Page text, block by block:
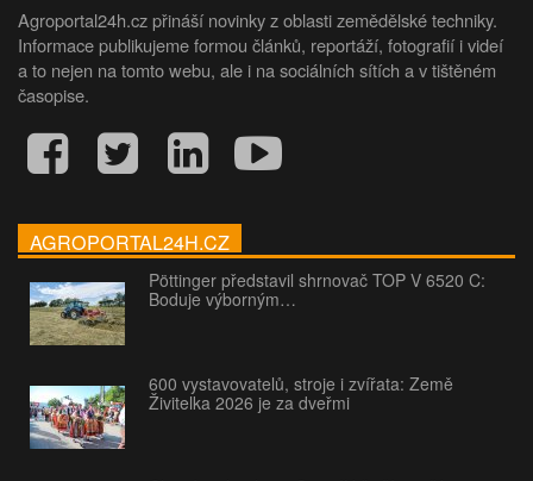
Agroportal24h.cz přináší novinky z oblasti zemědělské techniky.
Informace publikujeme formou článků, reportáží, fotografií i videí
a to nejen na tomto webu, ale i na sociálních sítích a v tištěném
časopise.
AGROPORTAL24H.CZ
Pöttinger představil shrnovač TOP V 6520 C:
Boduje výborným…
600 vystavovatelů, stroje i zvířata: Země
Živitelka 2026 je za dveřmi